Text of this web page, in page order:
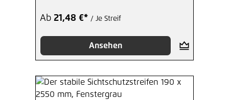
Ab 21,48 €* / Je Streif
Ansehen